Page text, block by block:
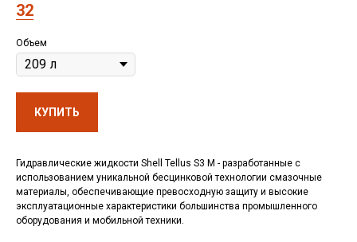
32
Объем
КУПИТЬ
Гидравлические жидкости Shell Tellus S3 M - разработанные с
использованием уникальной бесцинковой технологии смазочные
материалы, обеспечивающие превосходную защиту и высокие
эксплуатационные характеристики большинства промышленного
оборудования и мобильной техники.